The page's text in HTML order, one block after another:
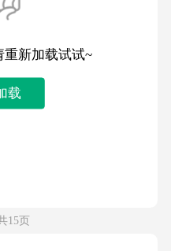
新加载试试~
载
15页